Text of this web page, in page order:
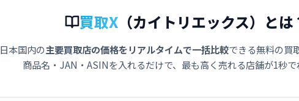
買取X （カイトリエックス）とは
日本国内の主要買取店の価格をリアルタイムで一括比較できる無料の買
商品名・JAN・ASINを入れるだけで、最も高く売れる店舗が1秒で